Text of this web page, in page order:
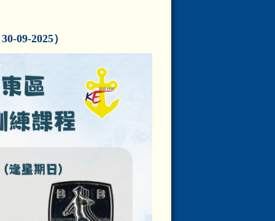
09-2025）